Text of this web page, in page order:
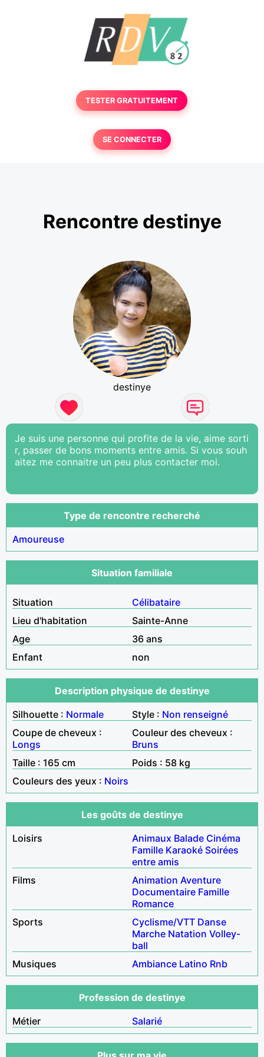
TESTER GRATUITEMENT
SE CONNECTER
Rencontre destinye
destinye
Je suis une personne qui profite de la vie, aime sorti
r, passer de bons moments entre amis. Si vous souh
aitez me connaitre un peu plus contacter moi.
Type de rencontre recherché
Amoureuse
Situation familiale
Situation
Célibataire
Lieu d'habitation
Sainte-Anne
Age
36 ans
Enfant
non
Description physique de destinye
Silhouette : Normale Style : Non renseigné
Coupe de cheveux :
Longs
Couleur des cheveux :
Bruns
Taille : 165 cm
Poids : 58 kg
Couleurs des yeux : Noirs
Les goûts de destinye
Loisirs
Animaux Balade Cinéma
Famille Karaoké Soirées
entre amis
Films
Animation Aventure
Documentaire Famille
Romance
Sports
Cyclisme/VTT Danse
Marche Natation Volley-
ball
Musiques
Ambiance Latino Rnb
Profession de destinye
Métier
Salarié